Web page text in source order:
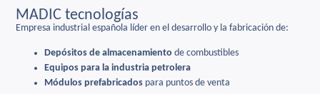
MADIC tecnologías
Empresa industrial española líder en el desarrollo y la fabricación de:
Depósitos de almacenamiento de combustibles
Equipos para la industria petrolera
Módulos prefabricados para puntos de venta